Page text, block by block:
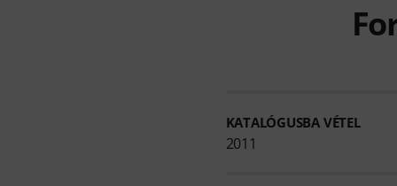
KATALÓGUSBA VÉTEL
2011